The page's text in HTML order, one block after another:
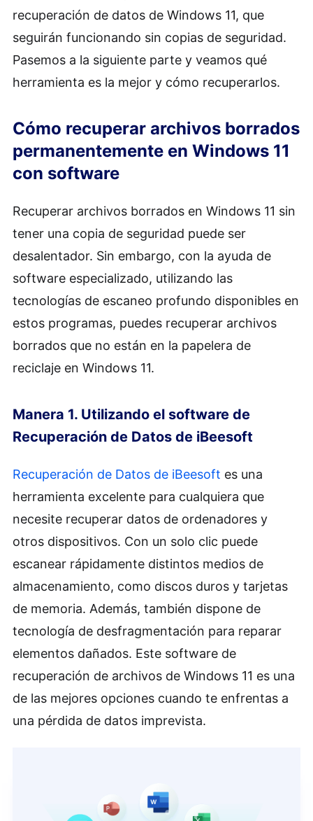
recuperación de datos de Windows 11, que
seguirán funcionando sin copias de seguridad.
Pasemos a la siguiente parte y veamos qué
herramienta es la mejor y cómo recuperarlos.
Cómo recuperar archivos borrados
permanentemente en Windows 11
con software
Recuperar archivos borrados en Windows 11 sin
tener una copia de seguridad puede ser
desalentador. Sin embargo, con la ayuda de
software especializado, utilizando las
tecnologías de escaneo profundo disponibles en
estos programas, puedes recuperar archivos
borrados que no están en la papelera de
reciclaje en Windows 11.
Manera 1. Utilizando el software de
Recuperación de Datos de iBeesoft
Recuperación de Datos de iBeesoft es una
herramienta excelente para cualquiera que
necesite recuperar datos de ordenadores y
otros dispositivos. Con un solo clic puede
escanear rápidamente distintos medios de
almacenamiento, como discos duros y tarjetas
de memoria. Además, también dispone de
tecnología de desfragmentación para reparar
elementos dañados. Este software de
recuperación de archivos de Windows 11 es una
de las mejores opciones cuando te enfrentas a
una pérdida de datos imprevista.